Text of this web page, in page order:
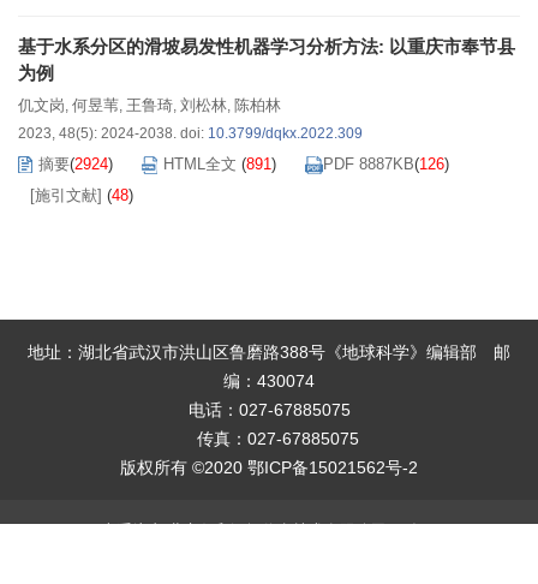
基于水系分区的滑坡易发性机器学习分析方法: 以重庆市奉节县
为例
仉文岗, 何昱苇, 王鲁琦, 刘松林, 陈柏林
2023, 48(5): 2024-2038. doi: 10.3799/dqkx.2022.309
摘要(2924) HTML全文 (891) PDF 8887KB(126)
[施引文献] (48)
地址：湖北省武汉市洪山区鲁磨路388号《地球科学》编辑部 邮
编：430074
电话：027-67885075
传真：027-67885075
版权所有 ©2020 鄂ICP备15021562号-2